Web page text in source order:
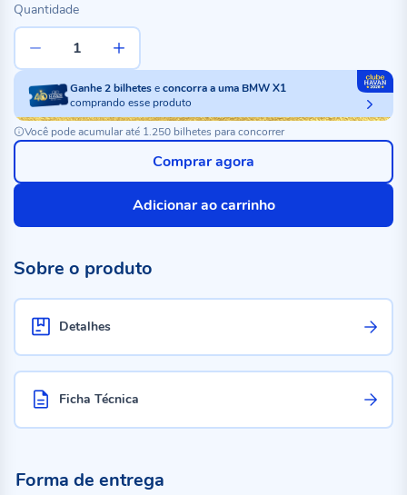
Quantidade
Ganhe2bilheteseconcorra a uma BMW X1
comprando esse produto
Você pode acumular até 1.250 bilhetes para concorrer
Adicionar ao carrinho
Comprar agora
Sobre o produto
Detalhes
Ficha Técnica
Forma de entrega